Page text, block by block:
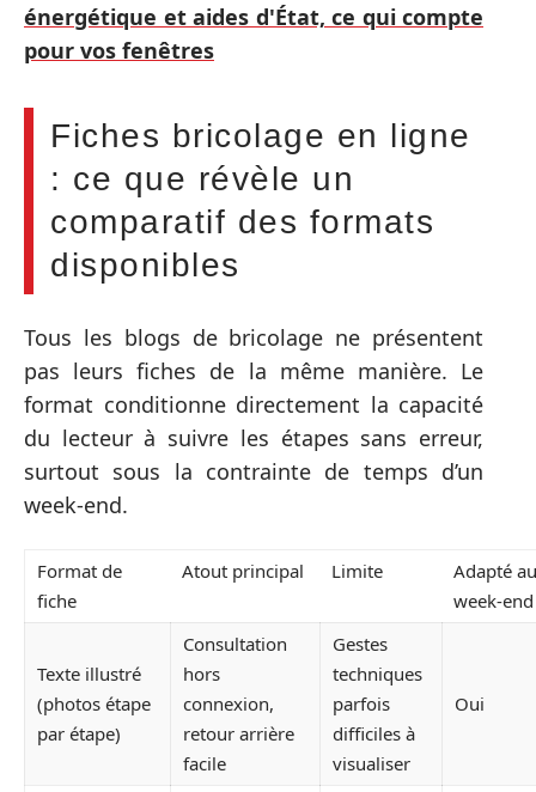
énergétique et aides d'État, ce qui compte
pour vos fenêtres
Fiches bricolage en ligne
: ce que révèle un
comparatif des formats
disponibles
Tous les blogs de bricolage ne présentent
pas leurs fiches de la même manière. Le
format conditionne directement la capacité
du lecteur à suivre les étapes sans erreur,
surtout sous la contrainte de temps d’un
week-end.
Format de
fiche
Atout principal Limite
Adapté au
week-end
Texte illustré
(photos étape
par étape)
Consultation
hors
connexion,
retour arrière
facile
Gestes
techniques
parfois
difficiles à
visualiser
Oui